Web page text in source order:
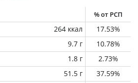
% от РСП
264 ккал 17.53%
9.7 г 10.78%
1.8 г 2.73%
51.5 г 37.59%